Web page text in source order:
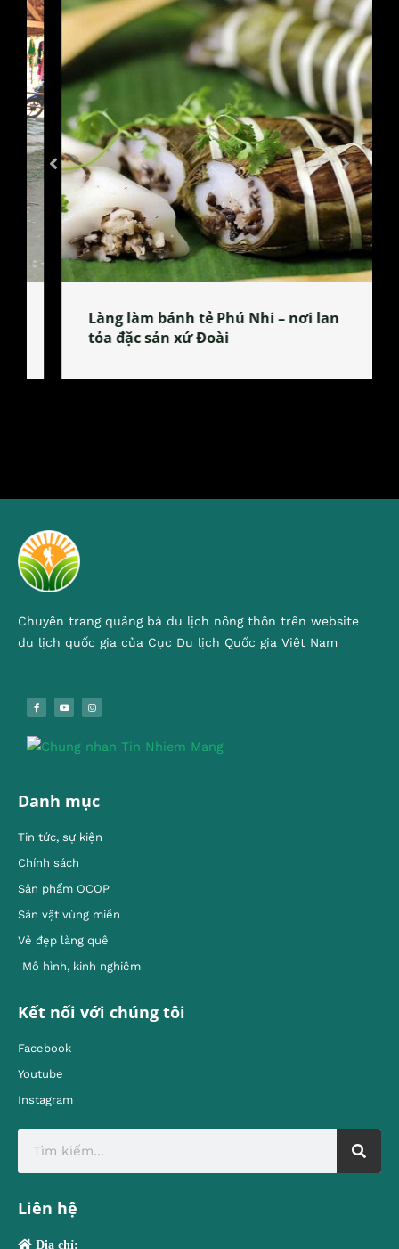
Làng làm bánh tẻ Phú Nhi – nơi lan
tỏa đặc sản xứ Đoài
Chuyên trang quảng bá du lịch nông thôn trên website
du lịch quốc gia của Cục Du lịch Quốc gia Việt Nam
Danh mục
Tin tức, sự kiện
Chính sách
Sản phẩm OCOP
Sản vật vùng miền
Vẻ đẹp làng quê
Mô hình, kinh nghiêm
Kết nối với chúng tôi
Facebook
Youtube
Instagram
Liên hệ
Địa chỉ: